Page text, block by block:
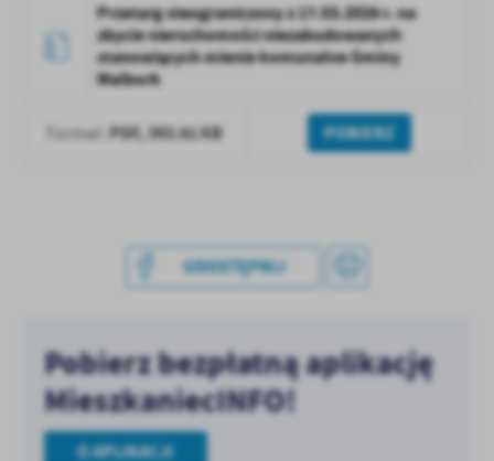
treści w postaci wiadomości, ofert, komunikatów mediów
społecznościowych.
Przetarg nieograniczony z 17.03.2026 r. na
zbycie nieruchomości niezabudowanych
stanowiących mienie komunalne Gminy
Malbork
Format: PDF, 393.61 KB POBIERZ
UDOSTĘPNIJ
Pobierz bezpłatną aplikację
MieszkaniecINFO!
O APLIKACJI